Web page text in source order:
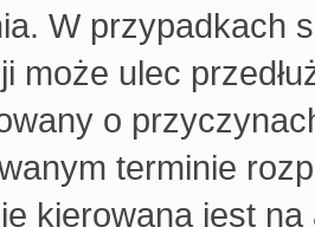
W przypadkach
może ulec
o
terminie
kierowana jest